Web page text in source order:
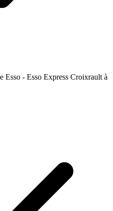
Esso - Esso Express Croixrault à